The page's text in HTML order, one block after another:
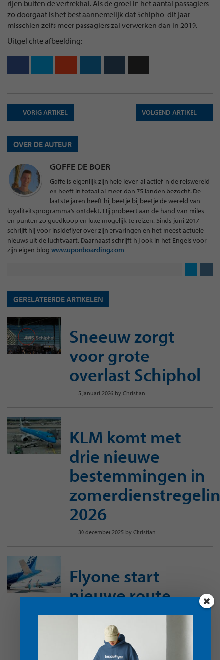
rijen buiten de vertrekhal. Als de groei in het aantal passagiers
zo doorgaat is het best aannemelijk dat Schiphol dit jaar
misschien zelfs meer passagiers zal verwerken dan in 2019.
Uitgelichte afbeelding:
VORIG ARTIKEL VOLGEND ARTIKEL
OVER DE AUTEUR
GOFFE DE BOER
Goffe is eigenlijk zijn hele leven al actief in de reiswereld
en heeft in totaal al meer dan 75 landen bezocht. De
laatste jaren heeft hij beetje bij beetje de wereld van
loyaliteitsprogramma’s ontdekt. Hij probeert aan de hand van miles
en punten zo goedkoop en luxe mogelijk te reizen. Sinds juni 2017
schrijft hij voor insideflyer over zijn ervaringen en het meest actuele
nieuws uit de luchtvaart. Daarnaast schrijft hij ook in het Engels voor
zijn eigen blog www.uponboarding.com
GERELATEERDE ARTIKELEN
Sneeuw zorgt
voor grote
overlast Schiphol
5 januari 2026 by Christian
KLM komt met
drie nieuwe
bestemmingen in
2026
30 december 2025 by Christian
Flyone start
nieuwe route
tussen
Amsterdam en
Yerevan